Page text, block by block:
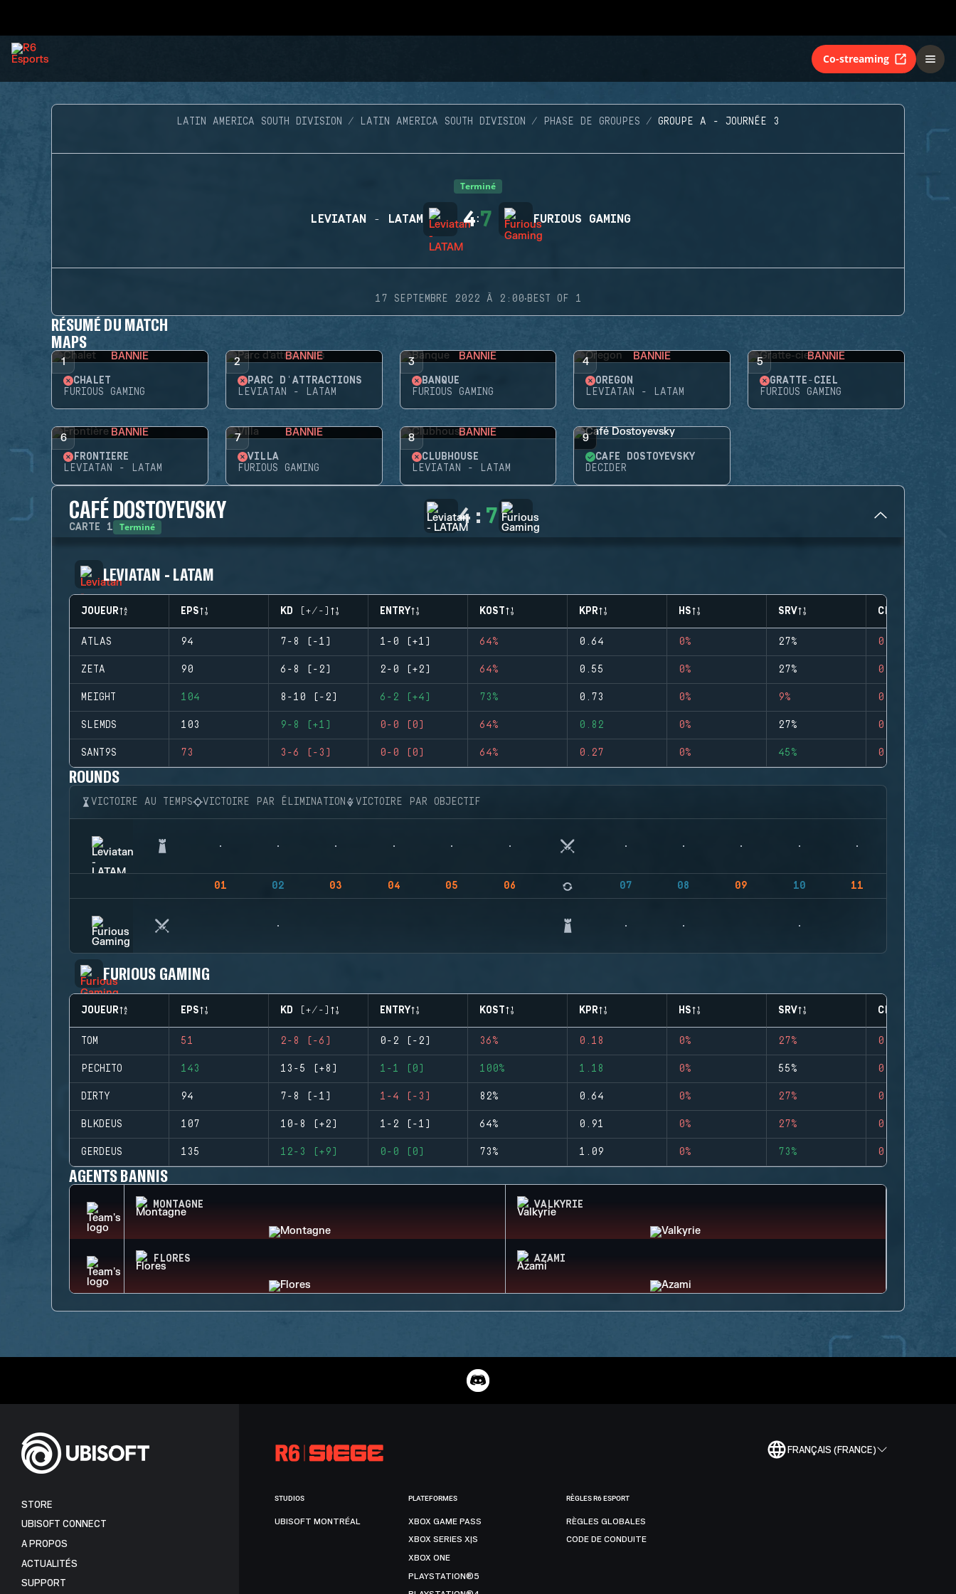
Co-streaming
LATIN AMERICA SOUTH DIVISION LATIN AMERICA SOUTH DIVISION PHASE DE GROUPES GROUPE A - JOURNÉE 3
Terminé
LEVIATAN - LATAM 4:7 FURIOUS GAMING
17 SEPTEMBRE 2022 À 2:00·BEST OF 1
RÉSUMÉ DU MATCH
MAPS
1 BANNIE
CHALET
FURIOUS GAMING
2 BANNIE
PARC D'ATTRACTIONS
LEVIATAN - LATAM
3 BANNIE
BANQUE
FURIOUS GAMING
4 BANNIE
OREGON
LEVIATAN - LATAM
5 BANNIE
GRATTE-CIEL
FURIOUS GAMING
6 BANNIE
FRONTIÈRE
LEVIATAN - LATAM
7 BANNIE
VILLA
FURIOUS GAMING
8 BANNIE
CLUBHOUSE
LEVIATAN - LATAM
9
CAFÉ DOSTOYEVSKY
DECIDER
CAFÉ DOSTOYEVSKY
CARTE 1 Terminé 4 : 7
LEVIATAN - LATAM
JOUEUR EPS KD (+/-) ENTRY KOST KPR HS SRV CLUTCHES
ATLAS 94 7-8 (-1) 1-0 (+1) 64% 0.64 0% 27% 0
ZETA 90 6-8 (-2) 2-0 (+2) 64% 0.55 0% 27% 0
MEIGHT 104 8-10 (-2) 6-2 (+4) 73% 0.73 0% 9% 0
SLEMDS 103 9-8 (+1) 0-0 (0) 64% 0.82 0% 27% 0
SANT9S 73 3-6 (-3) 0-0 (0) 64% 0.27 0% 45% 0
ROUNDS
VICTOIRE AU TEMPS VICTOIRE PAR ÉLIMINATION VICTOIRE PAR OBJECTIF
01 02 03 04 05 06 07 08 09 10 11
FURIOUS GAMING
JOUEUR EPS KD (+/-) ENTRY KOST KPR HS SRV CLUTCHES
TOM 51 2-8 (-6) 0-2 (-2) 36% 0.18 0% 27% 0
PECHITO 143 13-5 (+8) 1-1 (0) 100% 1.18 0% 55% 0
DIRTY 94 7-8 (-1) 1-4 (-3) 82% 0.64 0% 27% 0
BLKDEUS 107 10-8 (+2) 1-2 (-1) 64% 0.91 0% 27% 0
GERDEUS 135 12-3 (+9) 0-0 (0) 73% 1.09 0% 73% 0
AGENTS BANNIS
MONTAGNE VALKYRIE
FLORES AZAMI
FRANÇAIS (FRANCE)
STORE
UBISOFT CONNECT
A PROPOS
ACTUALITÉS
SUPPORT
STUDIOS
UBISOFT MONTRÉAL
PLATEFORMES
XBOX GAME PASS
XBOX SERIES X|S
XBOX ONE
PLAYSTATION®5
RÈGLES R6 ESPORT
RÈGLES GLOBALES
CODE DE CONDUITE